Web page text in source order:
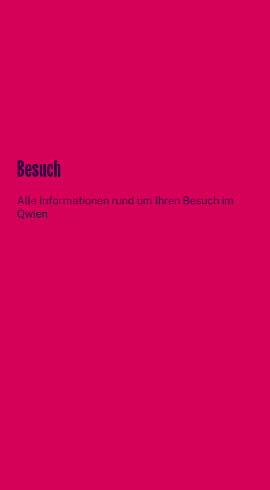
Besuch
Alle Informationen rund um Ihren Besuch im
Qwien